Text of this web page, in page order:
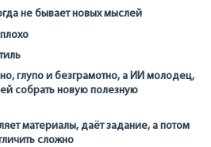
не бывает новых мыслей
глупо и безграмотно, а ИИ молодец,
собрать новую полезную
материалы, даёт задание, а потом
сложно